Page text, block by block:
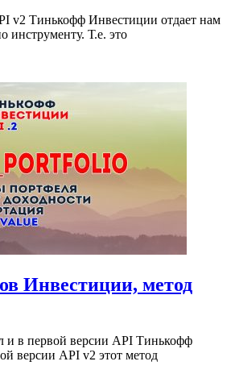
v2 Тинькофф Инвестиции отдает нам
инструменту. Т.е. это
Инвестиции, метод
и в первой версии API Тинькофф
версии API v2 этот метод